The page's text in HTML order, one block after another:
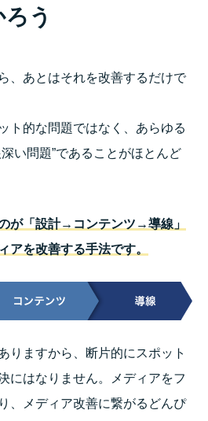
う
、あとはそれを改善するだけで
ト的な問題ではなく、あらゆる
い問題”であることがほとんど
が「設計→コンテンツ→導線」
アを改善する手法です。
りますから、断片的にスポット
にはなりません。メディアをフ
、メディア改善に繋がるどんぴ